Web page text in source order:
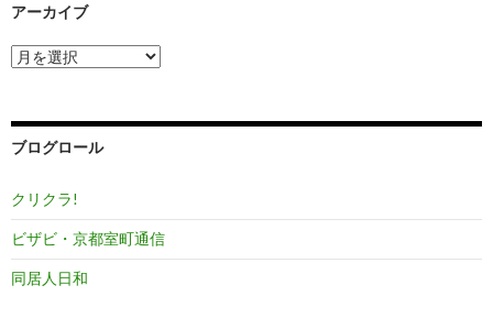
アーカイブ
ア
ー
ブ
ブログロール
クリクラ!
ビザビ・京都室町通信
同居人日和